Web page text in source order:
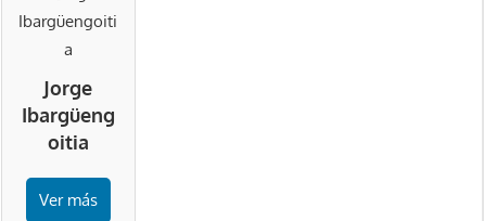
Jorge
Ibargüeng
oitia
Ver más